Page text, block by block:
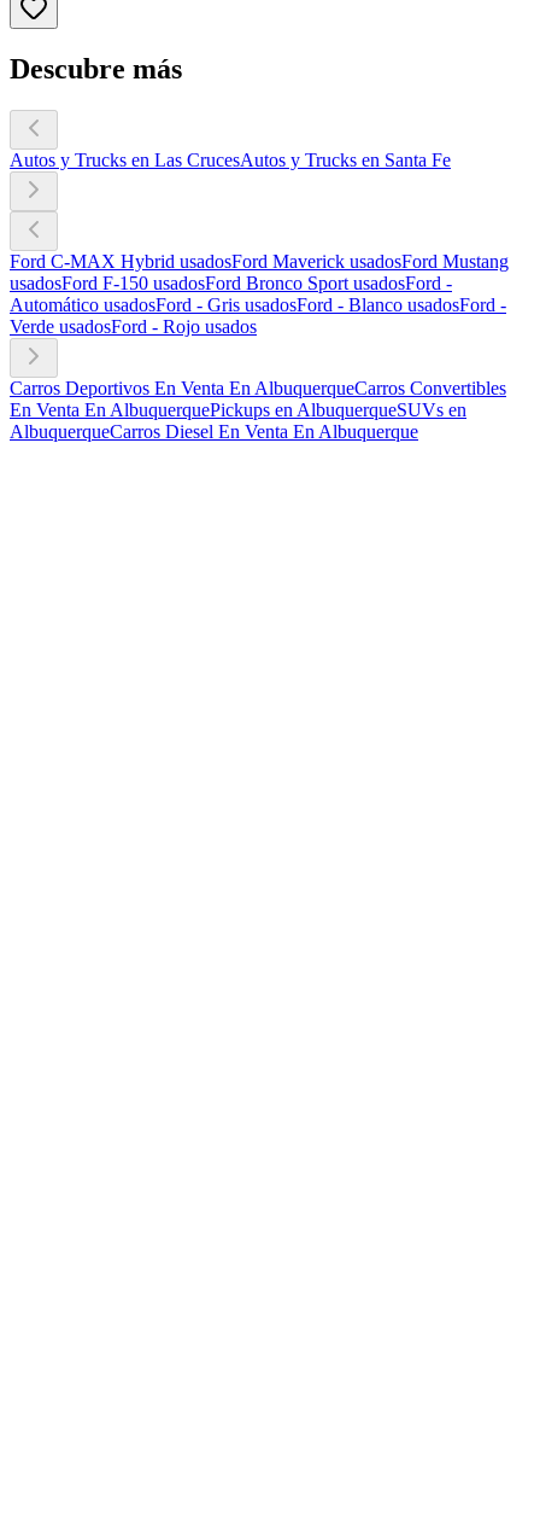
Descubre más
Autos y Trucks en Las CrucesAutos y Trucks en Santa Fe
Ford C-MAX Hybrid usadosFord Maverick usadosFord Mustang
usadosFord F-150 usadosFord Bronco Sport usadosFord -
Automático usadosFord - Gris usadosFord - Blanco usadosFord -
Verde usadosFord - Rojo usados
Carros Deportivos En Venta En AlbuquerqueCarros Convertibles
En Venta En AlbuquerquePickups en AlbuquerqueSUVs en
AlbuquerqueCarros Diesel En Venta En Albuquerque